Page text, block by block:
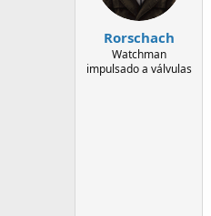
Rorschach
Watchman
impulsado a válvulas